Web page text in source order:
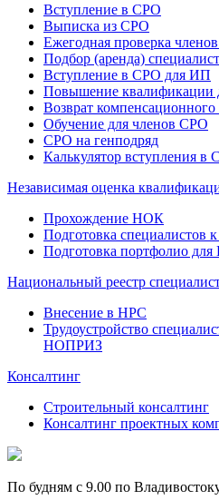
Вступление в СРО
Выписка из СРО
Ежегодная проверка
Подбор (аренда)
Вступление в СРО для ИП
Повышение квалификации
Возврат
Обучение для членов СРО
СРО на генподряд
Калькулятор вступления в
Независимая оценка
Прохождение НОК
Подготовка специалистов
Подготовка портфолио
Национальный реестр
Внесение в НРС
Трудоустройство
НОПРИЗ
Консалтинг
Строительный консалтинг
Консалтинг проектных
По будням с 9.00 по